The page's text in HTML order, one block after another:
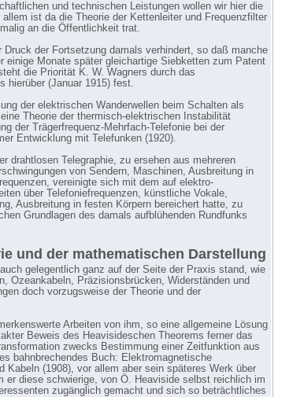
und technischen Leistungen wollen wir hier die
ist da die Theorie der Kettenleiter und Frequenzfilter
an die Öffentlichkeit trat.
Druck der Fortsetzung damals verhindert, so daß manche
einige Monate später gleichartige Siebketten zum Patent
die Priorität K. W. Wagners durch das
hierüber (Januar 1915) fest.
der elektrischen Wanderwellen beim Schalten als
Theorie der thermisch-elektrischen Instabilität
der Trägerfrequenz-Mehrfach-Telefonie bei der
Entwicklung mit Telefunken (1920).
drahtlosen Telegraphie, zu ersehen aus mehreren
von Sendern, Maschinen, Ausbreitung in
vereinigte sich mit dem auf elektro-
über Telefoniefrequenzen, künstliche Vokale,
Ausbreitung in festen Körpern bereichert hatte, zu
Grundlagen des damals aufblühenden Rundfunks
und der mathematischen Darstellung
gelegentlich ganz auf der Seite der Praxis stand, wie
Ozeankabeln, Präzisionsbrücken, Widerständen und
doch vorzugsweise der Theorie und der
Arbeiten von ihm, so eine allgemeine Lösung
Beweis des Heavisideschen Theorems ferner das
zwecks Bestimmung einer Zeitfunktion aus
bahnbrechendes Buch: Elektromagnetische
Kabeln (1908), vor allem aber sein späteres Werk über
er diese schwierige, von Ö. Heaviside selbst reichlich im
zugänglich gemacht und sich so beträchtliches